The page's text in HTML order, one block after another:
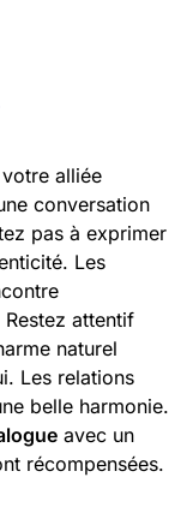
alliée
conversation
pas à exprimer
Les
attentif
naturel
Les relations
belle harmonie.
avec un
récompensées.